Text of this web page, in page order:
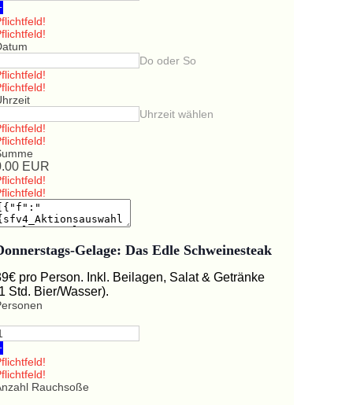
Do oder So
Uhrzeit wählen
EUR
Gelage: Das Edle Schweinesteak
pro Person. Inkl. Beilagen, Salat & Getränke
Std. Bier/Wasser).
Rauchsoße